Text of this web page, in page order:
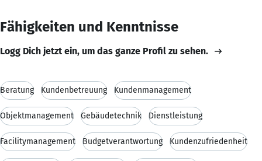
Fähigkeiten und Kenntnisse
Logg Dich jetzt ein, um das ganze Profil zu sehen.
Beratung Kundenbetreuung Kundenmanagement
Objektmanagement Gebäudetechnik Dienstleistung
Facilitymanagement Budgetverantwortung Kundenzufriedenheit